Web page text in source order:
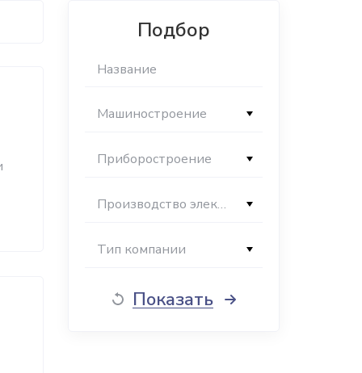
Подбор
Машиностроение
Приборостроение
Производство электроприборов
Тип компании
Показать